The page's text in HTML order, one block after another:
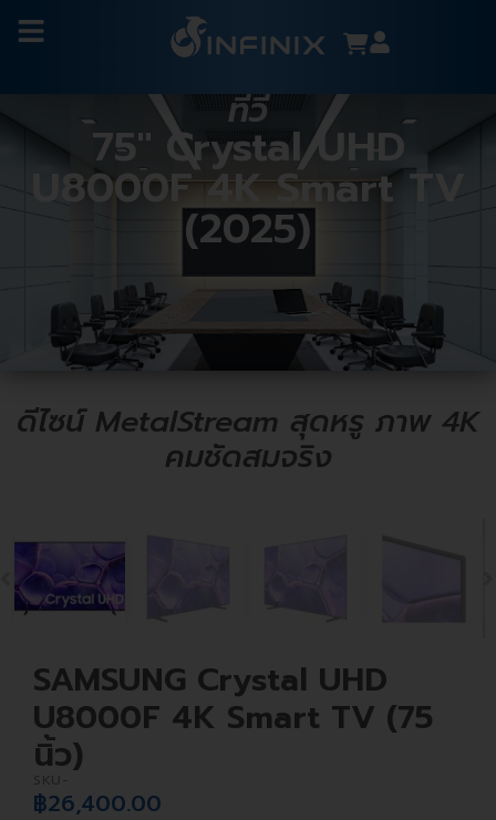
ทีวี
75" Crystal UHD
U8000F 4K Smart TV
(2025)
ดีไซน์ MetalStream สุดหรู ภาพ 4K
คมชัดสมจริง
SAMSUNG Crystal UHD
U8000F 4K Smart TV (75
นิ้ว)
฿26,400.00